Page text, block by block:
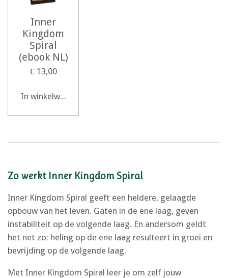
Inner
Kingdom
Spiral
(ebook NL)
€ 13,00
In winkelwagen
Zo werkt Inner Kingdom Spiral
Inner Kingdom Spiral geeft een heldere, gelaagde
opbouw van het leven. Gaten in de ene laag, geven
instabiliteit op de volgende laag. En andersom geldt
het net zo: heling op de ene laag resulteert in groei en
bevrijding op de volgende laag.
Met Inner Kingdom Spiral leer je om zelf jouw